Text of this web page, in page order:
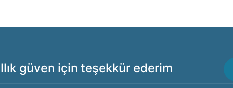
güven için teşekkür ederim